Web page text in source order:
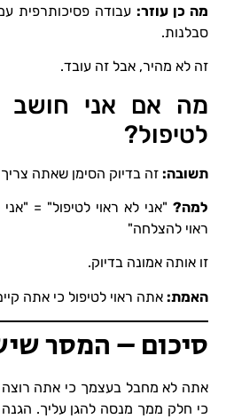
מה כן עוזר: עבודה פסיכותרפית
סבלנות.
זה לא מהיר, אבל זה עובד.
מה אם אני חושב
לטיפול?
תשובה: זה בדיוק הסימן שאתה צריך
למה? "אני לא ראוי לטיפול" =
ראוי להצלחה"
זו אותה אמונה בדיוק.
האמת: אתה ראוי לטיפול כי אתה
סיכום – המסר
אתה לא מחבל בעצמך כי אתה
כי חלק ממך מנסה להגן עליך.